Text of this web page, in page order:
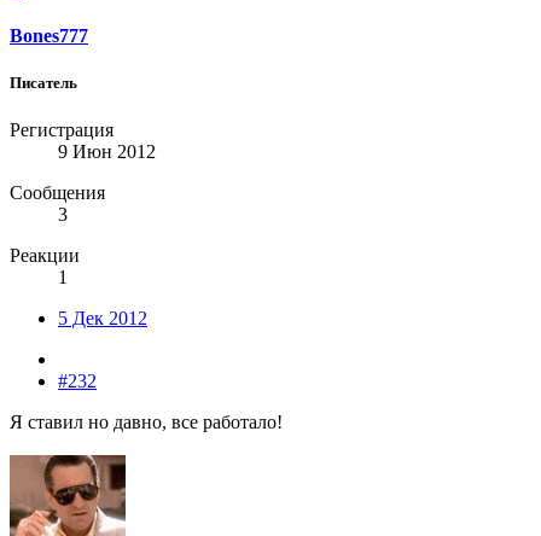
Bones777
Писатель
Регистрация
9 Июн 2012
Сообщения
3
Реакции
1
5 Дек 2012
#232
Я ставил но давно, все работало!